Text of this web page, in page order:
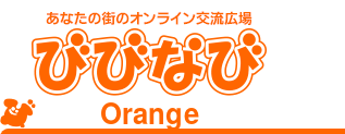
Orange